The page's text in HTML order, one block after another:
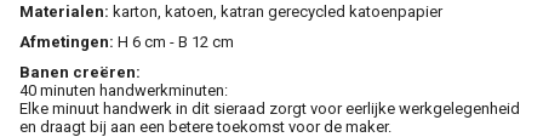
Materialen: karton, katoen, katran gerecycled katoenpapier
Afmetingen: H 6 cm - B 12 cm
Banen creëren:
40 minuten handwerkminuten:
Elke minuut handwerk in dit sieraad zorgt voor eerlijke werkgelegenheid
en draagt bij aan een betere toekomst voor de maker.